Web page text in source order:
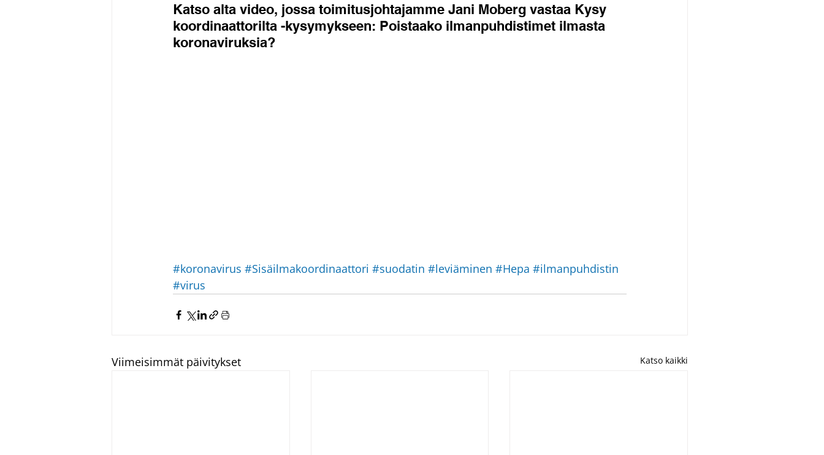
Katso alta video, jossa toimitusjohtajamme Jani Moberg vastaa Kysy
koordinaattorilta -kysymykseen: Poistaako ilmanpuhdistimet ilmasta
koronaviruksia?
#koronavirus #Sisäilmakoordinaattori #suodatin #leviäminen #Hepa #ilmanpuhdistin
#virus
Viimeisimmät päivitykset Katso kaikki